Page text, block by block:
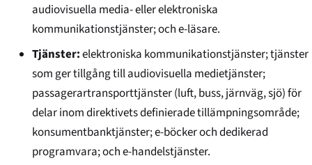
audiovisuella media- eller elektroniska
kommunikationstjänster; och e-läsare.
Tjänster:elektroniska kommunikationstjänster; tjänster
som ger tillgång till audiovisuella medietjänster;
passagerartransporttjänster (luft, buss, järnväg, sjö) för
delar inom direktivets definierade tillämpningsområde;
konsumentbanktjänster; e-böcker och dedikerad
programvara; och e-handelstjänster.